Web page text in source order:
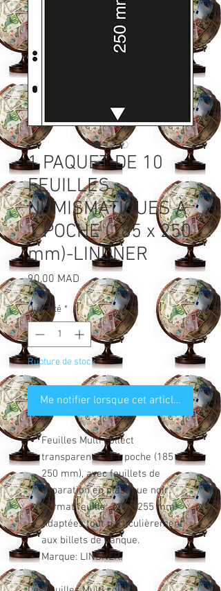
1 PAQUET DE 10
FEUILLES
NUMISMATIQUES À
1 POCHE (185 x 250
mm)-LINDNER
90,00 MAD Prix
Quantité *
Rupture de stock
Me notifier lorsque cet article est
Feuilles Multi collect
transparentes à 1 poche (185 x
250 mm), avec feuillets de
séparation en plastique noir.
Format feuille: 210 x 255 mm.
Adaptées tout particulièrement
aux billets de banque.
Marque: LINDNER.